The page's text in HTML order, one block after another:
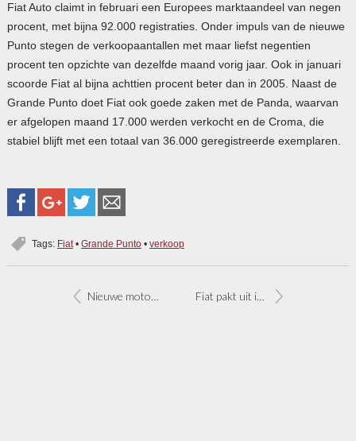
Fiat Auto claimt in februari een Europees marktaandeel van negen
procent, met bijna 92.000 registraties. Onder impuls van de nieuwe
Punto stegen de verkoopaantallen met maar liefst negentien
procent ten opzichte van dezelfde maand vorig jaar. Ook in januari
scoorde Fiat al bijna achttien procent beter dan in 2005. Naast de
Grande Punto doet Fiat ook goede zaken met de Panda, waarvan
er afgelopen maand 17.000 werden verkocht en de Croma, die
stabiel blijft met een totaal van 36.000 geregistreerde exemplaren.
Tags: Fiat• Grande Punto• verkoop
Nieuwe motor voor Fiat Croma Fiat pakt uit in Genève